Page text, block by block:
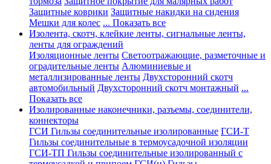
Защитные коврики Защитные накидки на сидения
Мешки для колес ... Показать все
Изолента, скотч, клейкие ленты, сигнальные ленты,
ленты для ограждений
Изоляционные ленты Светоотражающие, разметочные и
оградительные ленты Алюминиевые и
металлизированные ленты Двухсторонний скотч
автомобильный Двухсторонний скотч монтажный ...
Показать все
Изолированные наконечники, разъемы, соединители,
коннекторы
ГСИ Гильзы соединительные изолированные ГСИ-Т
Гильзы соединительные в термоусадочной изоляции
ГСИ-ТП Гильзы соединительные изолированный с